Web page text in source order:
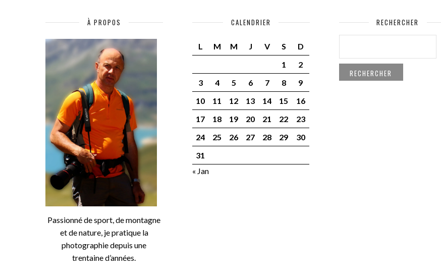
À PROPOS
Passionné de sport, de montagne
et de nature, je pratique la
photographie depuis une
trentaine d’années.
CALENDRIER
L M M J V S
D
1
2
3
4 5 6 7 8
9
10
11 12 13 14 15
16
17
18 19 20 21 22
23
24
25 26 27 28 29
30
31
« Jan
RECHERCHER